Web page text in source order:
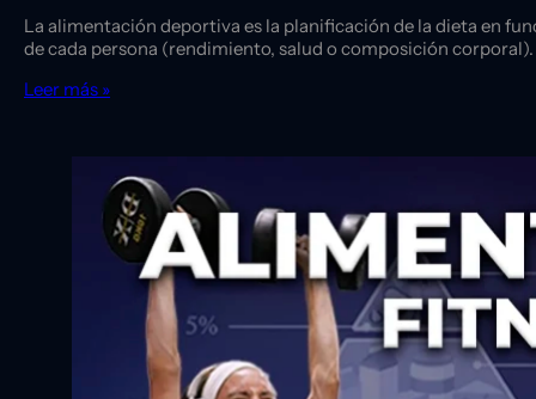
La alimentación deportiva es la planificación de la dieta en
de cada persona (rendimiento, salud o composición
Leer más »